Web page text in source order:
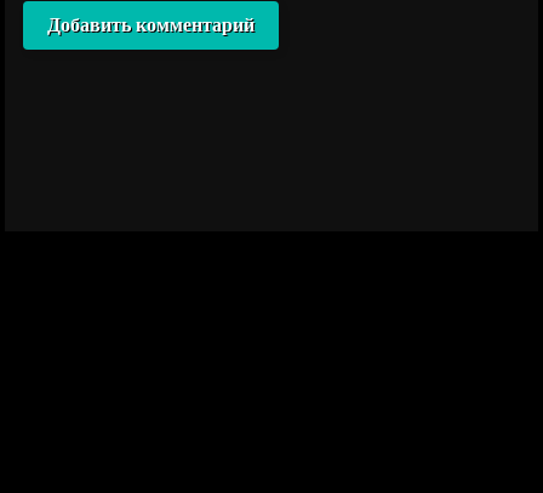
Добавить комментарий